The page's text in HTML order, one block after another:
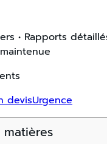
• Rapports
devisUrgence
matières